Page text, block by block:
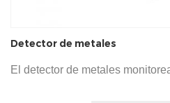
Detector de metales
El detector de metales